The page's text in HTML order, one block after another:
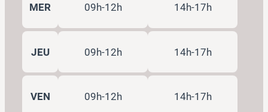
MER 09h-12h 14h-17h
JEU 09h-12h 14h-17h
VEN 09h-12h 14h-17h